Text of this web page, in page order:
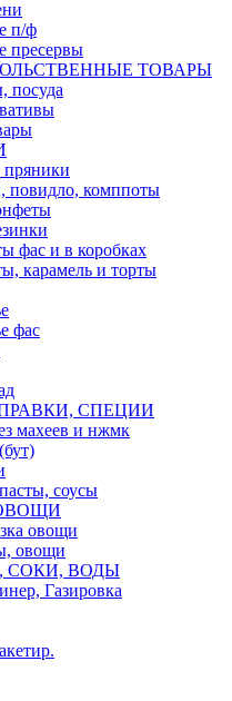
п/ф
пресервы
ТОВАРЫ
посуда
повидло, комппоты
фас и в коробках
карамель и торты
фас
СПЕЦИИ
махеев и нжмк
соусы
овощи
овощи
СОКИ, ВОДЫ
Газировка